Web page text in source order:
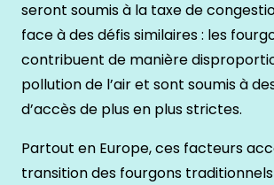
seront soumis à la taxe de
face à des défis similaires : les
contribuent de manière
pollution de l’air et sont soumis à
d’accès de plus en plus strictes.
Partout en Europe, ces facteurs
transition des fourgons